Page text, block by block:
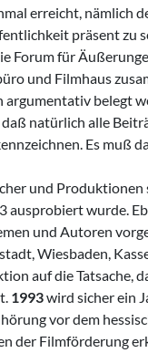
erreicht, nämlich
präsent zu
Forum für
und Filmhaus
argumentativ belegt
natür­lich alle
Es muß
und Produktionen
ausprobiert wurde.
und Autoren
Wiesbaden,
auf die Tatsache,
1993wird sicher ein
vor dem
der Filmförderung